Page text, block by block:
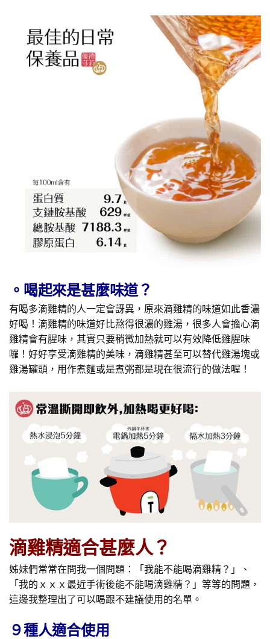
。喝起來是甚麼味道？
有喝多滴雞精的人一定會訝異，原來滴雞精的味道如此香濃
好喝！滴雞精的味道好比熬得很濃的雞湯，很多人會擔心滴
雞精會有腥味，其實只要稍微加熱就可以有效降低雞腥味
囉！好好享受滴雞精的美味，滴雞精甚至可以替代雞湯塊或
雞湯罐頭，用作煮麵或是煮粥都是現在很流行的做法喔！
滴雞精適合甚麼人？
姊妹們常常在問我一個問題：「我能不能喝滴雞精？」、
「我的ｘｘｘ最近手術後能不能喝滴雞精？」等等的問題，
這邊我整理出了可以喝跟不建議使用的名單。
９種人適合使用